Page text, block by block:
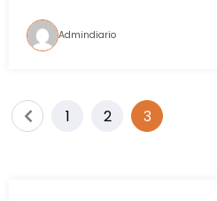
Admindiario
1 2 3